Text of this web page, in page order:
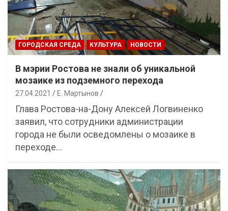
ГОРОДСКАЯ СРЕДА КУЛЬТУРА НОВОСТИ
В мэрии Ростова не знали об уникальной
мозаике из подземного перехода
27.04.2021 Е. Мартынов
Глава Ростова-на-Дону Алексей Логвиненко
заявил, что сотрудники администрации
города не были осведомлены о мозаике в
переходе…